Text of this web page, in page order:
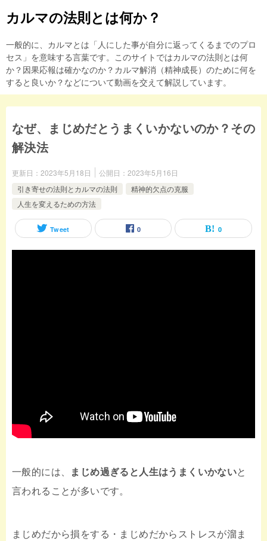
カルマの法則とは何か？
一般的に、カルマとは「人にした事が自分に返ってくるまでのプロ
セス」を意味する言葉です。このサイトではカルマの法則とは何
か？因果応報は確かなのか？カルマ解消（精神成長）のために何を
すると良いか？などについて動画を交えて解説しています。
なぜ、まじめだとうまくいかないのか？その
解決法
更新日： 2023年5月18日 公開日： 2023年5月16日
引き寄せの法則とカルマの法則
精神的欠点の克服
人生を変えるための方法
Tweet 0 0
一般的には、 まじめ過ぎると人生はうまくいかないと
言われることが多いです。
まじめだから損をする・まじめだからストレスが溜ま